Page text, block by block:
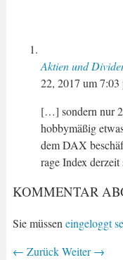
Aktien und
22, 2017 um7:03
[…] sondern nur
hobbymäßig
dem DAX
rage Index
KOMMENTAR
Sie müssen eingeloggt
← Zurück Weiter→